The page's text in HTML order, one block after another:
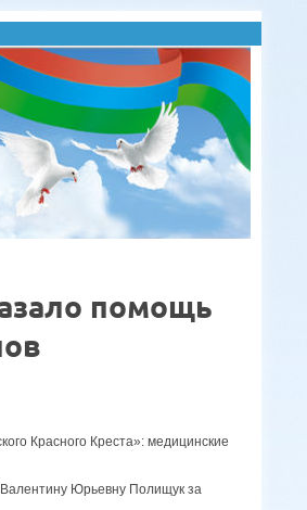
помощь
Красного Креста»: медицинские
Юрьевну Полищук за